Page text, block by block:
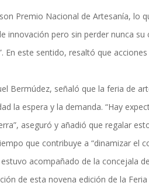
Premio Nacional de Artesanía, lo
innovación pero sin perder nunca
este sentido, resaltó que
Bermúdez, señaló que la feria de
la espera y la demanda. “Hay
aseguró y añadió que regalar
que contribuye a “dinamizar el
acompañado de la concejala
de esta novena edición de la